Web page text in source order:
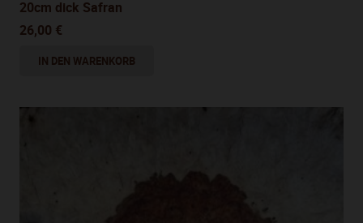
20cm dick Safran
26,00 €
IN DEN WARENKORB